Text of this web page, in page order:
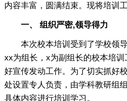
内容丰富，圆满结束。现将培训
一、 组织严密,领导得力
本次校本培训受到了学校领导
xx为组长，x为副组长的校本培
好宣传发动工作。为了切实抓好
处设置专人负责，由学科教研组
具体内容进行培训学习。